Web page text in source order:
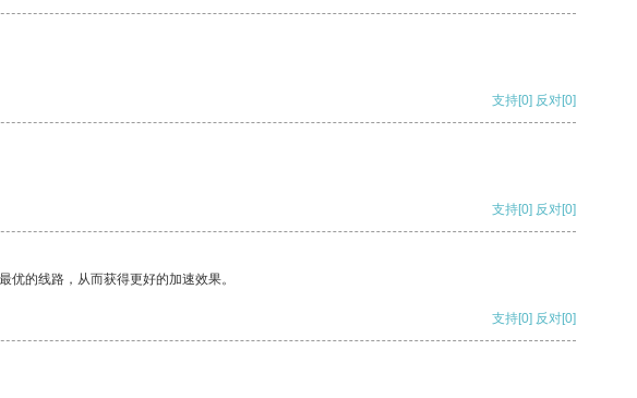
支持[0] 反对[0]
支持[0] 反对[0]
的线路，从而获得更好的加速效果。
支持[0] 反对[0]